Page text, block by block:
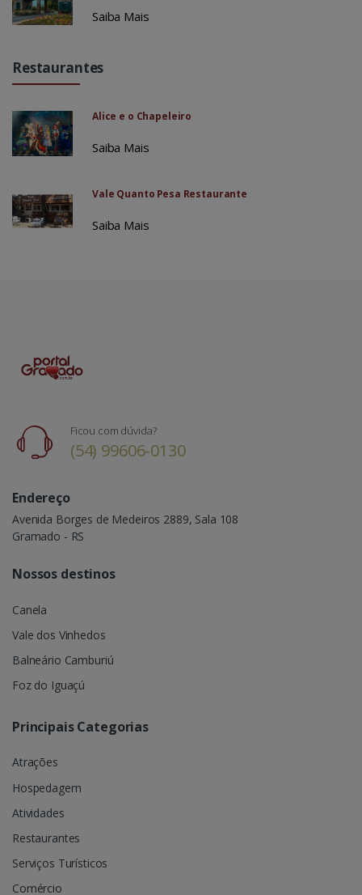
Saiba Mais
Restaurantes
Alice e o Chapeleiro
Saiba Mais
Vale Quanto Pesa Restaurante
Saiba Mais
Ficou com dúvida?
(54) 99606-0130
Endereço
Avenida Borges de Medeiros 2889, Sala 108
Gramado - RS
Nossos destinos
Canela
Vale dos Vinhedos
Balneário Camburiú
Foz do Iguaçú
Principais Categorias
Atrações
Hospedagem
Atividades
Restaurantes
Serviços Turísticos
Comércio